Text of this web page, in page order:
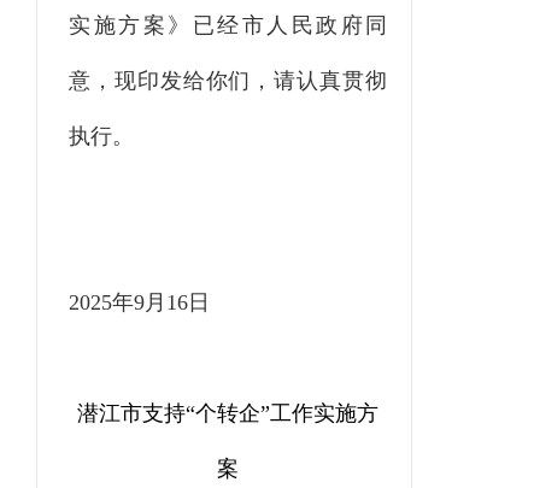
实施方案 》已经市人民政府 同
意 ，现印发给你们，请认真贯彻
执行。
2025年9月 16 日
潜江市支持“个转企”工作实施方
案